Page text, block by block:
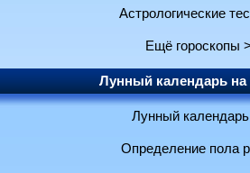
Астрологические
Ещё гороскопы
Лунный календарь на
Лунный
Определение пола